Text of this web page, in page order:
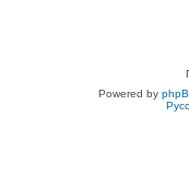
Powered by